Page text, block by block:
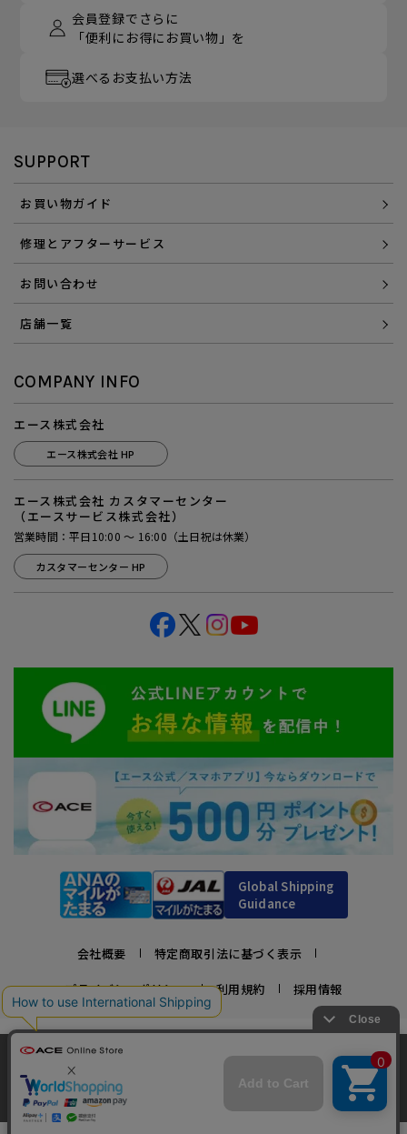
会員登録でさらに
「便利にお得にお買い物」を
選べるお支払い方法
SUPPORT
お買い物ガイド
修理とアフターサービス
お問い合わせ
店舗一覧
COMPANY INFO
エース株式会社
エース株式会社 HP
エース株式会社 カスタマーセンター
（エースサービス株式会社）
営業時間：平日10:00 ～ 16:00（土日祝は休業）
カスタマーセンター HP
Global Shipping
Guidance
会社概要 特定商取引法に基づく表示
プライバシーポリシー 利用規約 採用情報
かばんの総合メーカー、エース公式サイト
スーツケースビジネスバッグ直営店ならではの豊富なラインナップでご紹介！
充実のアフターサービス・豊富な品揃え・安心のメーカー直営ストア
当サイトでは、サイトの利便性向上のため、クッ
キー(Cookie)を使用しています。クッキーについ
て詳細はこちら
承諾する